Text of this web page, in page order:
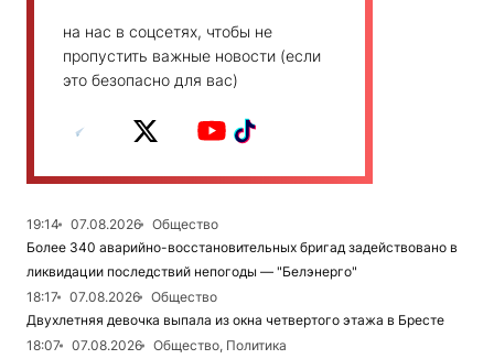
на нас в соцсетях, чтобы не
пропустить важные новости (если
это безопасно для вас)
19:14 07.08.2026
Общество
Более 340 аварийно-восстановительных бригад задействовано в
ликвидации последствий непогоды — "Белэнерго"
18:17
07.08.2026
Общество
Двухлетняя девочка выпала из окна четвертого этажа в Бресте
18:07
07.08.2026
Общество, Политика